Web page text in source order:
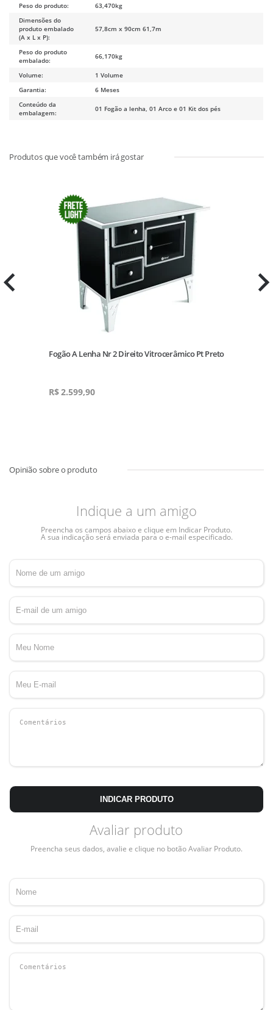
Peso do produto:
63,470kg
Dimensões do
produto embalado
(A x L x P):
57,8cm x 90cm 61,7m
Peso do produto
embalado:
66,170kg
Volume:
1 Volume
Garantia:
6 Meses
Conteúdo da
embalagem:
01 Fogão a lenha, 01 Arco e 01 Kit dos pés
Fogão A Lenha Nr 2 Direito Vitrocerâmico Pt Preto
R$2.599,90
Indique a um amigo
Preencha os campos abaixo e clique em Indicar Produto.
A sua indicação será enviada para o e-mail especificado.
INDICAR PRODUTO
Avaliar produto
Preencha seus dados, avalie e clique no botão Avaliar Produto.